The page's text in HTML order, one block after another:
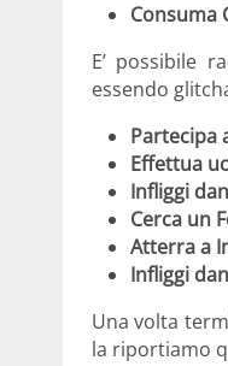
Consuma
E’ possibile
essendo
Partecipa
Effettua
Infliggi
Cerca un
Atterra a
Infliggi
Una volta
la riportiamo